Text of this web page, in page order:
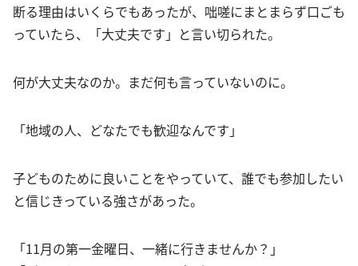
断る理由はいくらでもあったが、咄嗟にまとまらず口ごも
っていたら、「大丈夫です」と言い切られた。
何が大丈夫なのか。まだ何も言っていないのに。
「地域の人、どなたでも歓迎なんです」
子どものために良いことをやっていて、誰でも参加したい
と信じきっている強さがあった。
「11月の第一金曜日、一緒に行きませんか？」